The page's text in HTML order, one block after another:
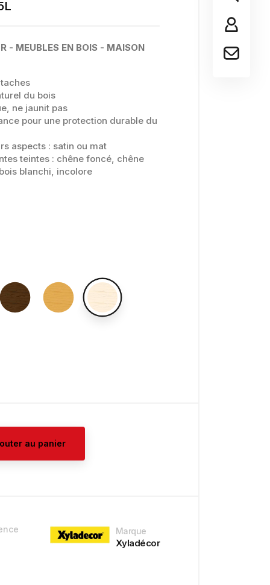
- MEUBLES EN BOIS - MAISON
du bois
ne jaunit pas
pour une protection durable du
aspects : satin ou mat
teintes : chêne foncé, chêne
blanchi, incolore
au panier
Marque
Xyladécor